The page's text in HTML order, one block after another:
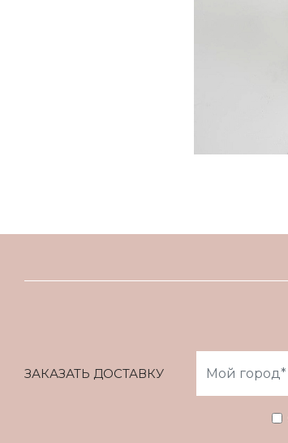
ЗАКАЗАТЬ ДОСТАВКУ